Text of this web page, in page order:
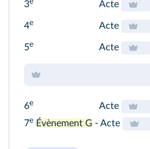
3 Acte
4e Acte
5e Acte
6e Acte
7e Évènement G - Acte